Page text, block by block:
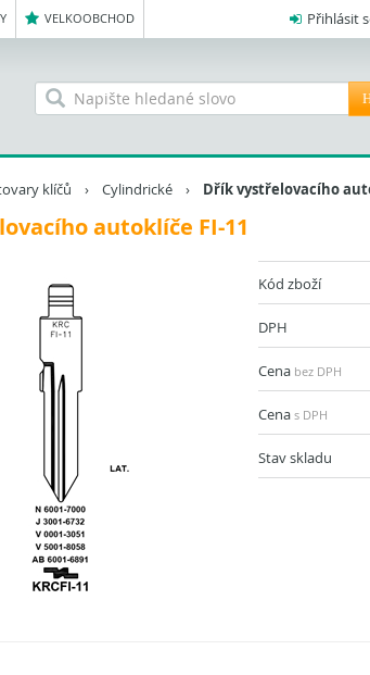
VELKOOBCHOD Přihlásit
klíčů › Cylindrické› Dřík vystřelovacího
autoklíče FI-11
Kód zboží
DPH
Cena bez DPH
Cenas DPH
Stav skladu